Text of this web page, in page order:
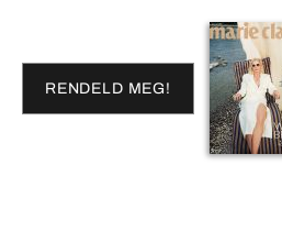
RENDELD MEG!